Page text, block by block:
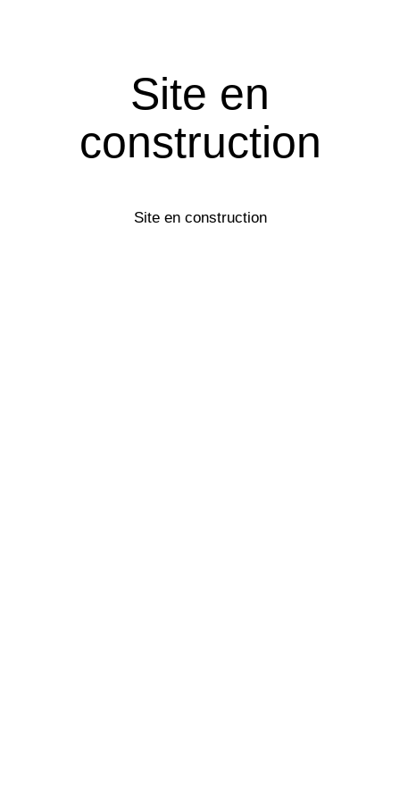
Site en
construction
Site en construction